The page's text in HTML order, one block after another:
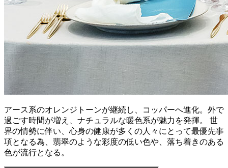
アース系のオレンジトーンが継続し、コッパーへ進化。外で
過ごす時間が増え、ナチュラルな暖色系が魅力を発揮。 世
界の情勢に伴い、心身の健康が多くの人々にとって最優先事
項となる為、翡翠のような彩度の低い色や、落ち着きのある
色が流行となる。